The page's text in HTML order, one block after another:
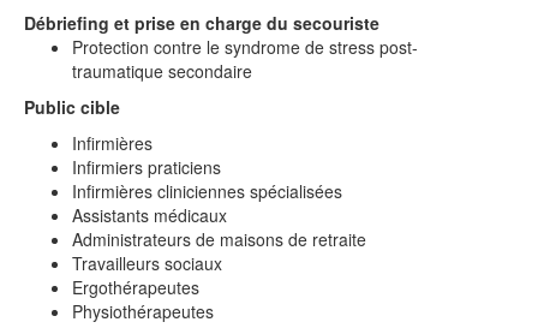
Débriefing et prise en charge du secouriste
Protection contre le syndrome de stress post-
traumatique secondaire
Public cible
Infirmières
Infirmiers praticiens
Infirmières cliniciennes spécialisées
Assistants médicaux
Administrateurs de maisons de retraite
Travailleurs sociaux
Ergothérapeutes
Physiothérapeutes